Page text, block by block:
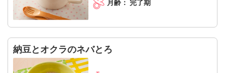
完了期
納豆とオクラのネバとろ